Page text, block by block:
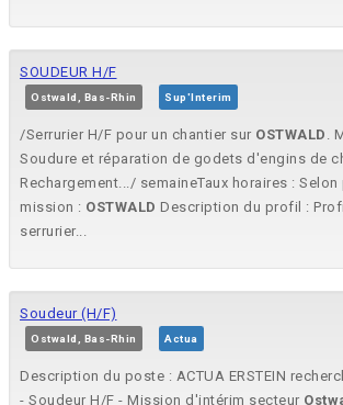
SOUDEUR H/F
Ostwald, Bas-Rhin Sup'Interim
/Serrurier H/F pour un chantier sur OSTWALD .
Soudure et réparation de godets d'engins de
Rechargement.../ semaineTaux horaires :
mission : OSTWALD Description du profil :
serrurier...
Soudeur (H/F)
Ostwald, Bas-Rhin Actua
Description du poste : ACTUA ERSTEIN
- Soudeur H/F - Mission d'intérim secteur